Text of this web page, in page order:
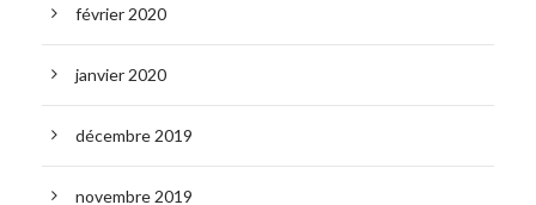
février 2020
janvier 2020
décembre 2019
novembre 2019